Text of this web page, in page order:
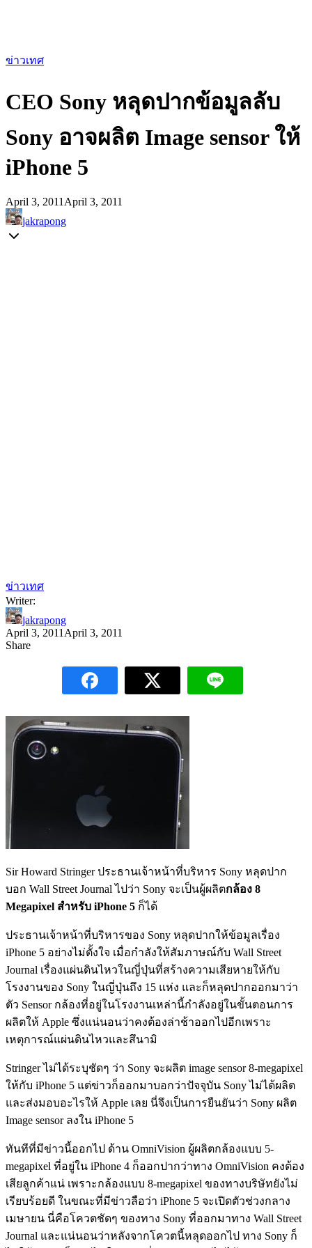
ข่าวเทศ
CEO Sony หลุดปากข้อมูลลับ
Sony อาจผลิต Image sensor ให้
iPhone 5
April 3, 2011 April 3, 2011
jakrapong
ข่าวเทศ
Writer:
jakrapong
April 3, 2011 April 3, 2011
Share
Sir Howard Stringer ประธานเจ้าหน้าที่บริหาร Sony หลุดปาก
บอก Wall Street Journal ไปว่า Sony จะเป็นผู้ผลิตกล้อง 8
Megapixel สำหรับ iPhone 5 ก็ได้
ประธานเจ้าหน้าที่บริหารของ Sony หลุดปากให้ข้อมูลเรื่อง
iPhone 5 อย่างไม่ตั้งใจ เมื่อกำลังให้สัมภาษณ์กับ Wall Street
Journal เรื่องแผ่นดินไหวในญี่ปุ่นที่สร้างความเสียหายให้กับ
โรงงานของ Sony ในญี่ปุ่นถึง 15 แห่ง และก็หลุดปากออกมาว่า
ตัว Sensor กล้องที่อยู่ในโรงงานเหล่านี้กำลังอยู่ในขั้นตอนการ
ผลิตให้ Apple ซึ่งแน่นอนว่าคงต้องล่าช้าออกไปอีกเพราะ
เหตุการณ์แผ่นดินไหวและสึนามิ
Stringer ไม่ได้ระบุชัดๆ ว่า Sony จะผลิต image sensor 8-megapixel
ให้กับ iPhone 5 แต่ข่าวก็ออกมาบอกว่าปัจจุบัน Sony ไม่ได้ผลิต
และส่งมอบอะไรให้ Apple เลย นี่จึงเป็นการยืนยันว่า Sony ผลิต
Image sensor ลงใน iPhone 5
ทันทีที่มีข่าวนี้ออกไป ด้าน OmniVision ผู้ผลิตกล้องแบบ 5-
megapixel ที่อยู่ใน iPhone 4 ก็ออกปากว่าทาง OmniVision คงต้อง
เสียลูกค้าแน่ เพราะกล้องแบบ 8-megapixel ของทางบริษัทยังไม่
เรียบร้อยดี ในขณะที่มีข่าวลือว่า iPhone 5 จะเปิดตัวช่วงกลาง
เมษายน นี่คือโควตชัดๆ ของทาง Sony ที่ออกมาทาง Wall Street
Journal และแน่นอนว่าหลังจากโควตนี้หลุดออกไป ทาง Sony ก็